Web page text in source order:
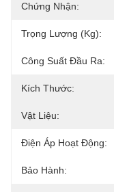
Chứng Nhận:
Trọng Lượng (kg):
Công Suất Đầu Ra:
Kích Thước:
Vật Liệu:
Điện Áp Hoạt Động:
Bảo Hành: